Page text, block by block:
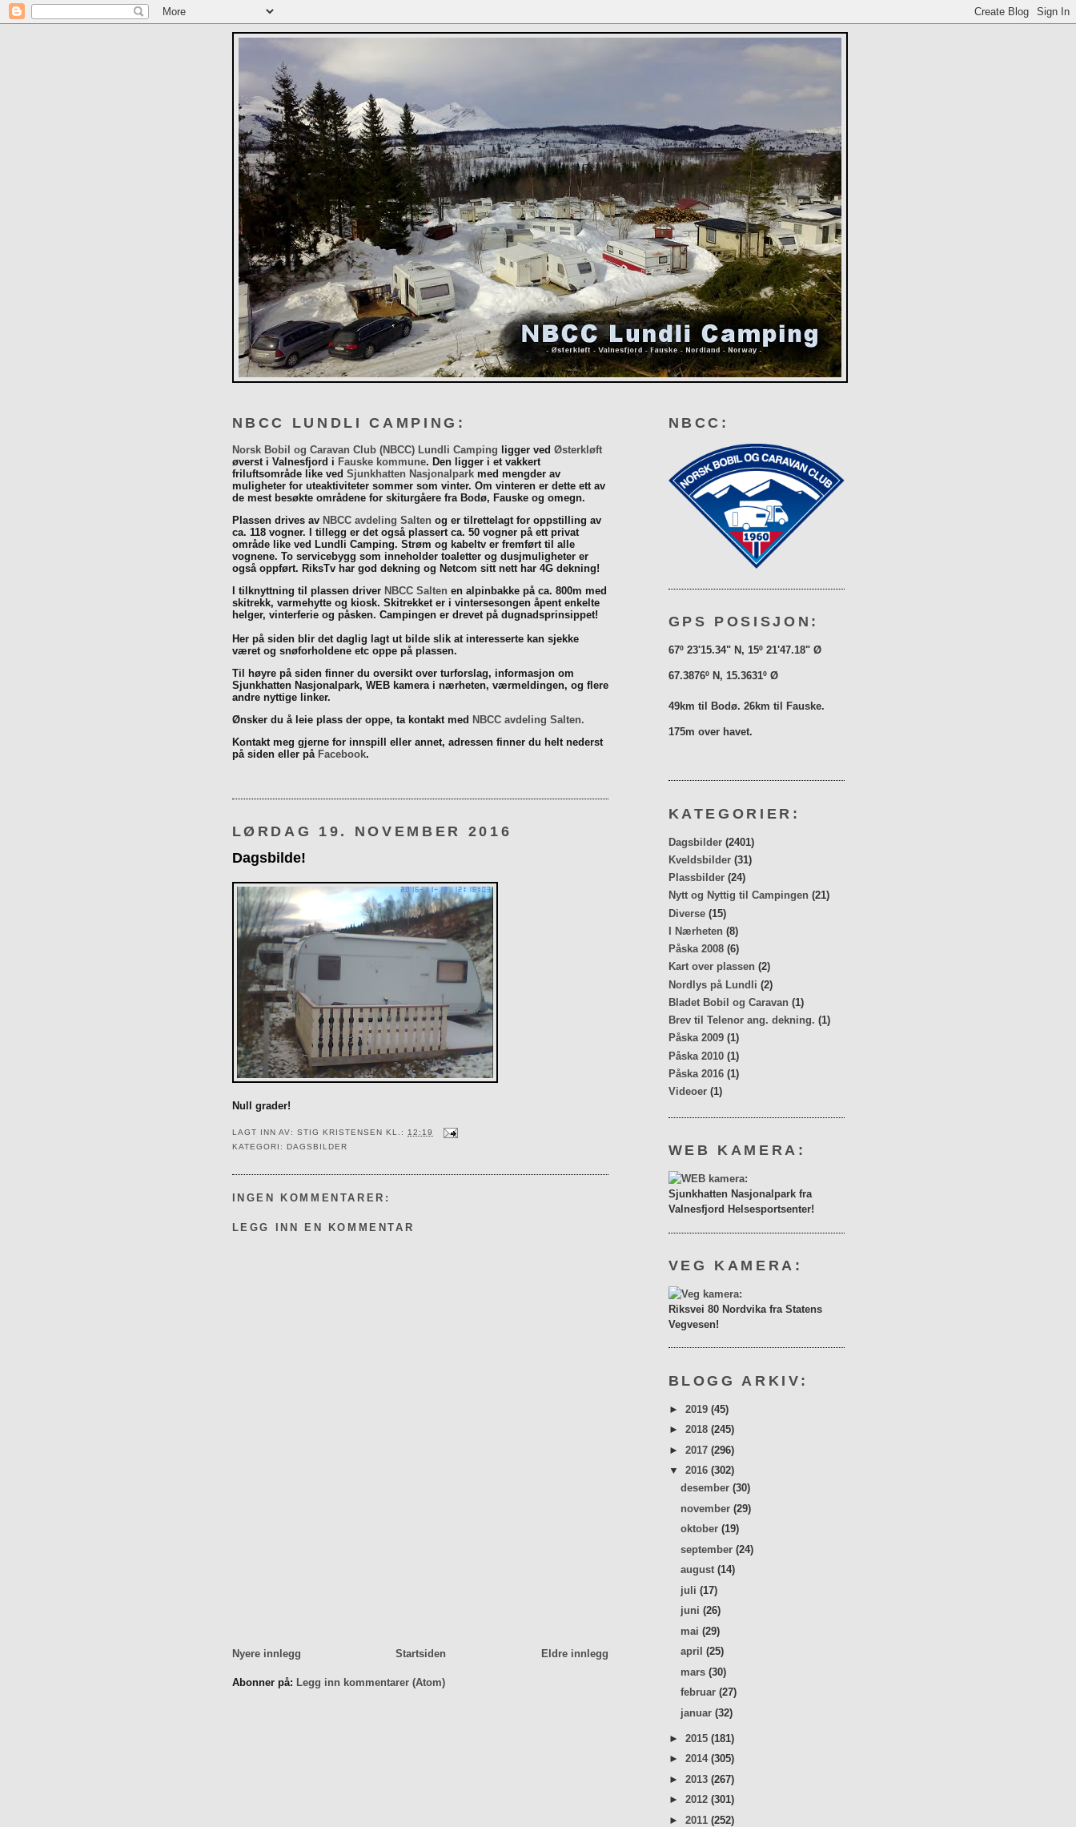
NBCC LUNDLI CAMPING:
Norsk Bobil og Caravan Club (NBCC) Lundli Camping ligger ved Østerkløft
øverst i Valnesfjord i Fauske kommune. Den ligger i et vakkert
friluftsområde like ved Sjunkhatten Nasjonalparkmed mengder av
muligheter for uteaktiviteter sommer som vinter. Om vinteren er dette ett av
de mest besøkte områdene for skiturgåere fra Bodø, Fauske og omegn.
Plassen drives av NBCC avdeling Salten og er tilrettelagt for oppstilling av
ca. 118 vogner. I tillegg er det også plassert ca. 50 vogner på ett privat
område like ved Lundli Camping. Strøm og kabeltv er fremført til alle
vognene. To servicebygg som inneholder toaletter og dusjmuligheter er
også oppført. RiksTv har god dekning og Netcom sitt nett har 4G dekning!
I tilknyttning til plassen driver NBCC Salten en alpinbakke på ca. 800m med
skitrekk, varmehytte og kiosk. Skitrekket er i vintersesongen åpent enkelte
helger, vinterferie og påsken. Campingen er drevet på dugnadsprinsippet!
Her på siden blir det daglig lagt ut bilde slik at interesserte kan sjekke
været og snøforholdene etc oppe på plassen.
Til høyre på siden finner du oversikt over turforslag, informasjon om
Sjunkhatten Nasjonalpark, WEB kamera i nærheten, værmeldingen, og flere
andre nyttige linker.
Ønsker du å leie plass der oppe, ta kontakt med NBCC avdeling Salten.
Kontakt meg gjerne for innspill eller annet, adressen finner du helt nederst
på siden eller på Facebook.
LØRDAG 19. NOVEMBER 2016
Dagsbilde!
Null grader!
LAGT INN AV: STIG KRISTENSEN KL.: 12:19
KATEGORI:
DAGSBILDER
INGEN KOMMENTARER:
LEGG INN EN KOMMENTAR
Nyere innlegg Eldre innlegg
Startsiden
Abonner på: Legg inn kommentarer (Atom)
NBCC:
GPS POSISJON:
67º 23'15.34" N, 15º 21'47.18" Ø
67.3876º N, 15.3631º Ø
49km til Bodø. 26km til Fauske.
175m over havet.
KATEGORIER:
Dagsbilder (2401)
Kveldsbilder (31)
Plassbilder (24)
Nytt og Nyttig til Campingen (21)
Diverse (15)
I Nærheten (8)
Påska 2008 (6)
Kart over plassen (2)
Nordlys på Lundli (2)
Bladet Bobil og Caravan (1)
Brev til Telenor ang. dekning. (1)
Påska 2009 (1)
Påska 2010 (1)
Påska 2016 (1)
Videoer (1)
WEB KAMERA:
Sjunkhatten Nasjonalpark fra
Valnesfjord Helsesportsenter!
VEG KAMERA:
Riksvei 80 Nordvika fra Statens
Vegvesen!
BLOGG ARKIV:
► 2019 (45)
► 2018 (245)
► 2017 (296)
▼ 2016 (302)
desember(30)
november(29)
oktober(19)
september(24)
august(14)
juli(17)
juni(26)
mai(29)
april(25)
mars(30)
februar(27)
januar(32)
► 2015 (181)
► 2014 (305)
► 2013 (267)
► 2012 (301)
► 2011 (252)